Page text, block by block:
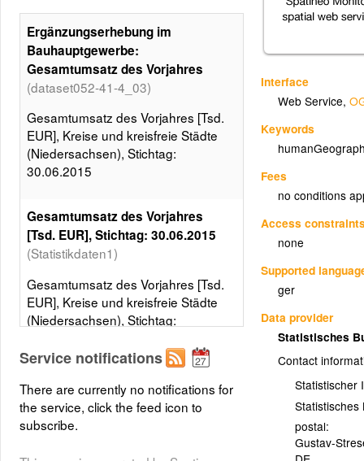
Interface
Web Service,
Keywords
Fees
no conditions
Access
none
Supported
ger
Data provider
Statistisches
Contact
Statistischer
Statistisches
postal:
Gustav-
Ergänzungserhebung im
Bauhauptgewerbe:
Gesamtumsatz des Vorjahres
(dataset052-41-4_03)
Gesamtumsatz des Vorjahres [Tsd.
EUR], Kreise und kreisfreie Städte
(Niedersachsen), Stichtag:
30.06.2015
Gesamtumsatz des Vorjahres
[Tsd. EUR], Stichtag: 30.06.2015
(Statistikdaten1)
Gesamtumsatz des Vorjahres [Tsd.
EUR], Kreise und kreisfreie Städte
(Niedersachsen), Stichtag:
Besetzungen
Layer metadata (xml)
Service notifications
There are currently no notifications for
the service, click the feed icon to
subscribe.